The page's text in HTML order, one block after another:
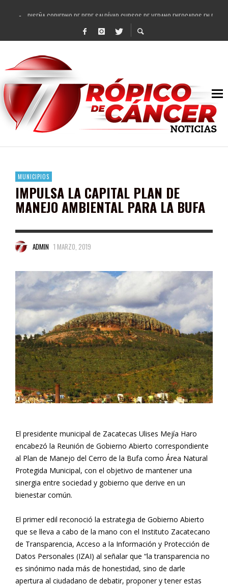
DISEÑA GOBIERNO DE PEPE SALDÍVAR CURSOS DE VERANO ENFOCADOS EN
REFRENDAN LOS 28 DELEGADOS Y 14 COMISARIADOS DE GUADALUPE APOYO A
FORTALECE GOBIERNO DE PEPE SALDÍVAR LA EDUCACIÓN EN LA ZACATECANA
GOBIERNO DE PEPE SALDÍVAR Y GRUPO FEMSA GENERAN MÁS DE 3 MIL EMPLEOS
CUARTA FERIA EXPO AGROPECUARIA TRAJO BENEFICIO DIRECTO A GUADALUPE:
RECONOCE PEPE SALDÍVAR A ARTISTA ZACATECANA VICTORIA HERNÁNDEZ
EGRESA GOBIERNO DE PEPE SALDÍVAR A 500 NUEVAS EMPRESARIAS
SON MUJERES GUADALUPENSES PRINCIPALES BENEFICIADAS DEL PROGRAMA
MUNICIPIOS
IMPULSA LA CAPITAL PLAN DE
MANEJO AMBIENTAL PARA LA BUFA
ADMIN 1 MARZO, 2019
El presidente municipal de Zacatecas Ulises Mejía Haro
encabezó la Reunión de Gobierno Abierto correspondiente
al Plan de Manejo del Cerro de la Bufa como Área Natural
Protegida Municipal, con el objetivo de mantener una
sinergia entre sociedad y gobierno que derive en un
bienestar común.
El primer edil reconoció la estrategia de Gobierno Abierto
que se lleva a cabo de la mano con el Instituto Zacatecano
de Transparencia, Acceso a la Información y Protección de
Datos Personales (IZAI) al señalar que “la transparencia no
es sinónimo nada más de honestidad, sino de darle
apertura al ciudadano de debatir, proponer y tener estas